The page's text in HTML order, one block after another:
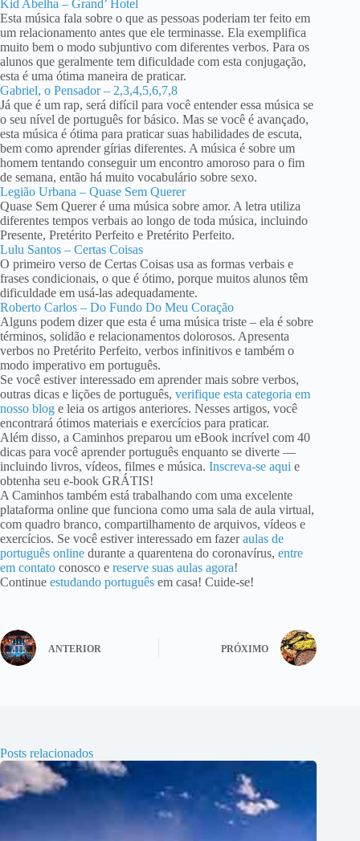
Kid Abelha – Grand’ Hotel
Esta música fala sobre o que as pessoas poderiam ter feito em
um relacionamento antes que ele terminasse. Ela exemplifica
muito bem o modo subjuntivo com diferentes verbos. Para os
alunos que geralmente tem dificuldade com esta conjugação,
esta é uma ótima maneira de praticar.
Gabriel, o Pensador – 2,3,4,5,6,7,8
Já que é um rap, será difícil para você entender essa música se
o seu nível de português for básico. Mas se você é avançado,
esta música é ótima para praticar suas habilidades de escuta,
bem como aprender gírias diferentes. A música é sobre um
homem tentando conseguir um encontro amoroso para o fim
de semana, então há muito vocabulário sobre sexo.
Legião Urbana – Quase Sem Querer
Quase Sem Querer é uma música sobre amor. A letra utiliza
diferentes tempos verbais ao longo de toda música, incluindo
Presente, Pretérito Perfeito e Pretérito Perfeito.
Lulu Santos – Certas Coisas
O primeiro verso de Certas Coisas usa as formas verbais e
frases condicionais, o que é ótimo, porque muitos alunos têm
dificuldade em usá-las adequadamente.
Roberto Carlos – Do Fundo Do Meu Coração
Alguns podem dizer que esta é uma música triste – ela é sobre
términos, solidão e relacionamentos dolorosos. Apresenta
verbos no Pretérito Perfeito, verbos infinitivos e também o
modo imperativo em português.
Se você estiver interessado em aprender mais sobre verbos,
outras dicas e lições de português, verifique esta categoria em
nosso blog e leia os artigos anteriores. Nesses artigos, você
encontrará ótimos materiais e exercícios para praticar.
Além disso, a Caminhos preparou um eBook incrível com 40
dicas para você aprender português enquanto se diverte —
incluindo livros, vídeos, filmes e música. Inscreva-se aqui e
obtenha seu e-book GRÁTIS!
A Caminhos também está trabalhando com uma excelente
plataforma online que funciona como uma sala de aula virtual,
com quadro branco, compartilhamento de arquivos, vídeos e
exercícios. Se você estiver interessado em fazeraulas de
português online durante a quarentena do coronavírus, entre
em contato conosco e reserve suas aulas agora!
Continue estudando português em casa! Cuide-se!
ANTERIOR PRÓXIMO
Posts relacionados